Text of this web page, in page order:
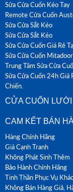
Sửa Cửa Cuốn Kéo Tay
Remote Cửa Cuốn
Sửa Cửa Sắt Kéo
Sửa Cửa Sắt Kéo
Sửa Cửa Cuốn Giá Rẻ
Sửa Cửa Cuốn Mitadoor
Trung Tâm Sửa Cửa
Sửa Cửa Cuốn 24h
Chiến.
CỬA CUỐN LƯỚI
CAM KẾT BÁN
Hàng Chính Hãng
Giá Cạnh Tranh
Không Phát Sinh Thêm
Bảo Hành Chính Hãng
Tinh Thần Phục Vụ
Không Bán Hàng Giả,